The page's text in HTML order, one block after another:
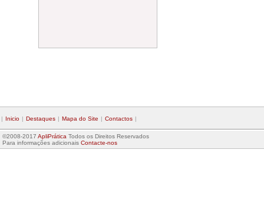
| Inicio | Destaques | Mapa do Site | Contactos |
©2008-2017 ApliPrática Todos os Direitos Reservados
Para informações adicionais Contacte-nos